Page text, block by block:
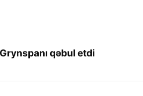
qəbul etdi